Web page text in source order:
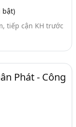
Phú Yên
Thiên Huế
bật)
tiếp cận KH trước
Phát - Công